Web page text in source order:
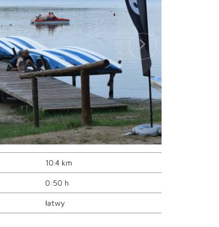
10.4 km
0:50 h
łatwy